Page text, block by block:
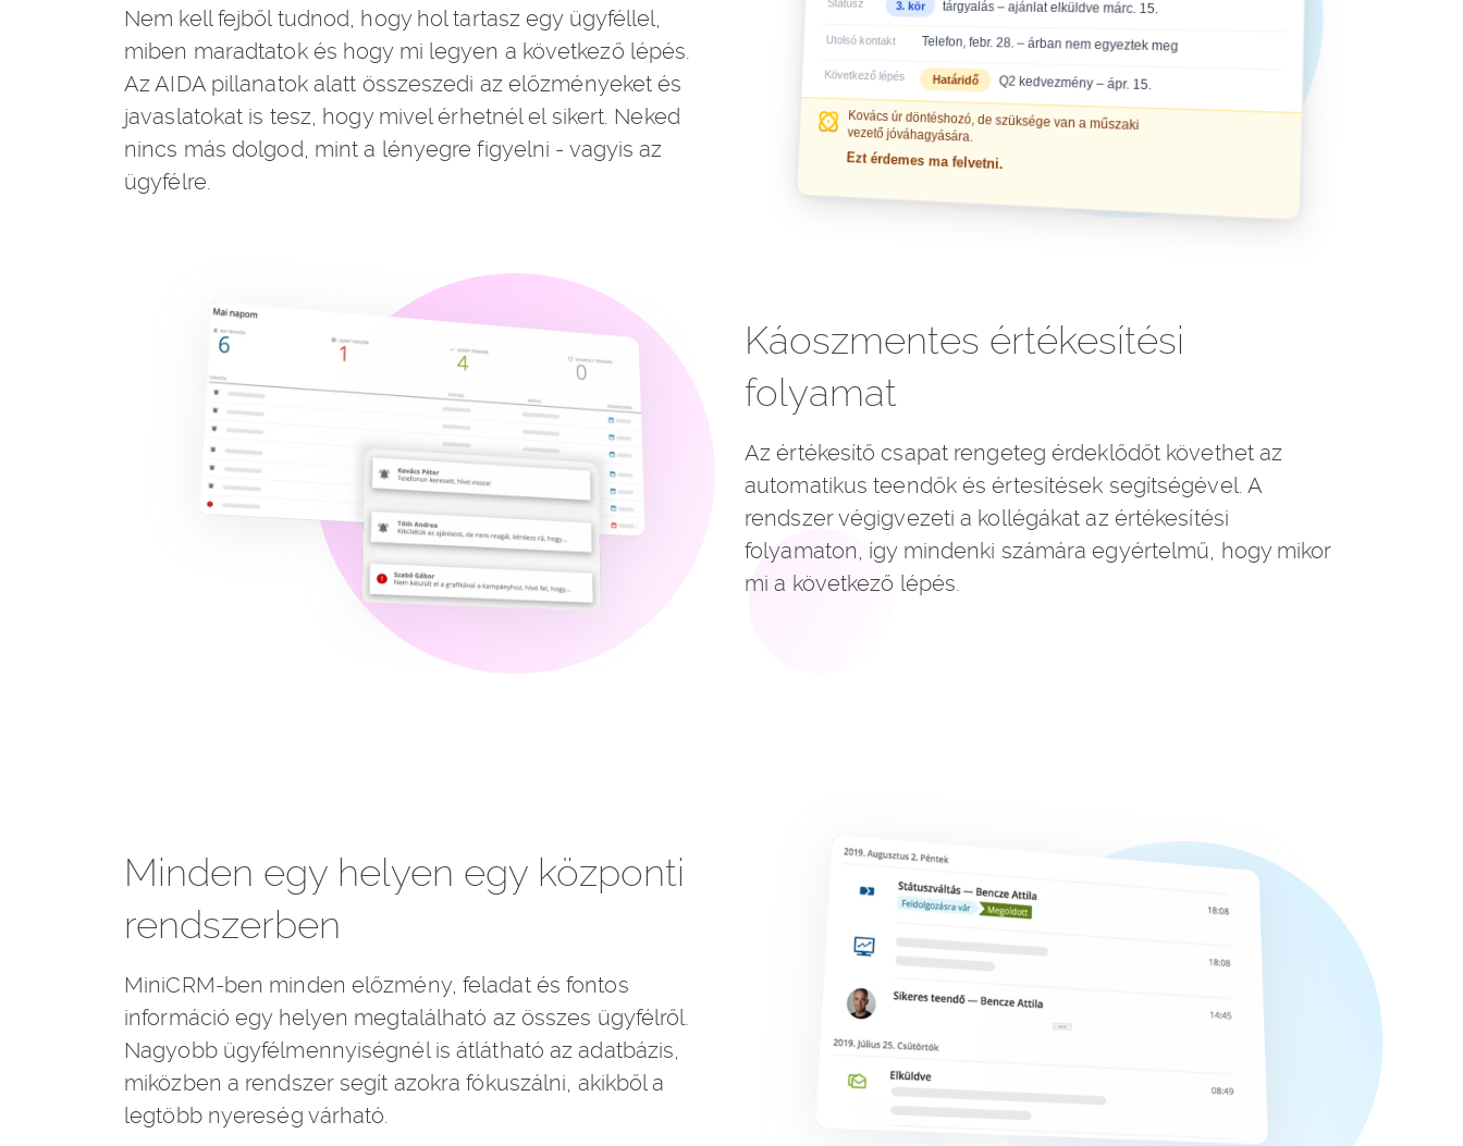
Nem kell fejből tudnod, hogy hol tartasz egy ügyféllel,
miben maradtatok és hogy mi legyen a következő lépés.
Az AIDA pillanatok alatt összeszedi az előzményeket és
javaslatokat is tesz, hogy mivel érhetnél el sikert. Neked
nincs más dolgod, mint a lényegre figyelni - vagyis az
ügyfélre.
Káoszmentes értékesítési
folyamat
Az értékesítő csapat rengeteg érdeklődőt követhet az
automatikus teendők és értesítések segítségével. A
rendszer végigvezeti a kollégákat az értékesítési
folyamaton, így mindenki számára egyértelmű, hogy mikor
mi a következő lépés.
Minden egy helyen egy központi
rendszerben
MiniCRM-ben minden előzmény, feladat és fontos
információ egy helyen megtalálható az összes ügyfélről.
Nagyobb ügyfélmennyiségnél is átlátható az adatbázis,
miközben a rendszer segít azokra fókuszálni, akikből a
legtöbb nyereség várható.